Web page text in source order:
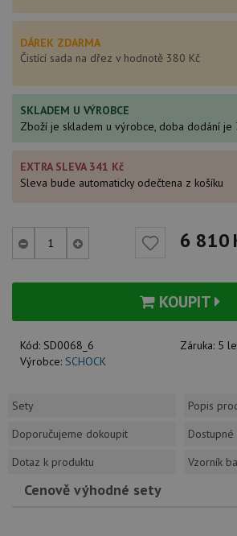
DÁREK ZDARMA
Čistící sada na dřez v hodnotě 380 Kč
SKLADEM U VÝROBCE
Zboží je skladem u výrobce, doba dodání je
EXTRA SLEVA 341 Kč
Sleva bude automaticky odečtena z košíku
6 810
KOUPIT
Kód: SD0068_6 Záruka: 5
Výrobce: SCHOCK
Sety
Popis
Doporučujeme dokoupit
Dotaz k produktu
Vzorník
Cenově výhodné sety